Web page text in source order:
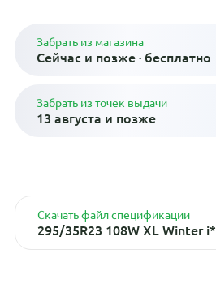
Забрать из магазина
Сейчас и позже · бесплатно
Забрать из точек выдачи
13 августа и позже
Скачать файл спецификации
295/35R23 108W XL Winter